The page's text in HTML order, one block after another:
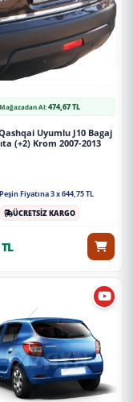
Mağazadan Al:474,67 TL
Uyumlu J10 Bagaj
(+2) Krom 2007-2013
Peşin Fiyatına 3 x 644,75 TL
ÜCRETSİZ KARGO